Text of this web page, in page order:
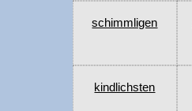
schimmligen
kindlichsten